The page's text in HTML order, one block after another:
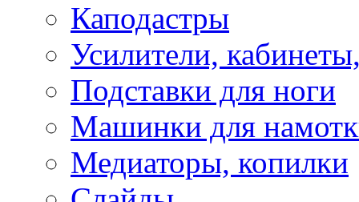
Каподастры
Усилители,
Подставки для ноги
Машинки для
Медиаторы, копилки